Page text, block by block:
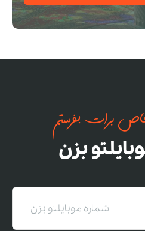
برات بفرستم
بزن